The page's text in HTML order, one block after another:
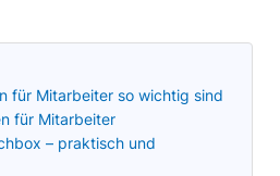
für Mitarbeiter so wichtig sind
für Mitarbeiter
– praktisch und